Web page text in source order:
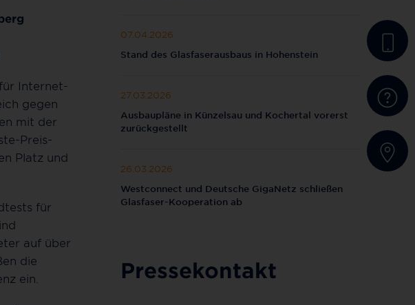
Internet-
gegen
mit der
Preis-
Platz und
für
auf über
die
ein.
07.04.2026
Stand des Glasfaserausbaus in Hohenstein
27.03.2026
Ausbaupläne in Künzelsau und Kochertal vorerst
zurückgestellt
26.03.2026
Westconnect und Deutsche GigaNetz schließen
Glasfaser-Kooperation ab
Pressekontakt